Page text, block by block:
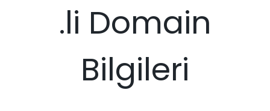
.li Domain
Bilgileri